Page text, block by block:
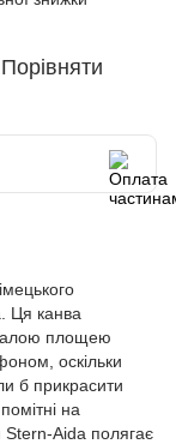
Порівняти
Ця канва
площею
оскільки
б прикрасити
на
Stern-Aida полягає